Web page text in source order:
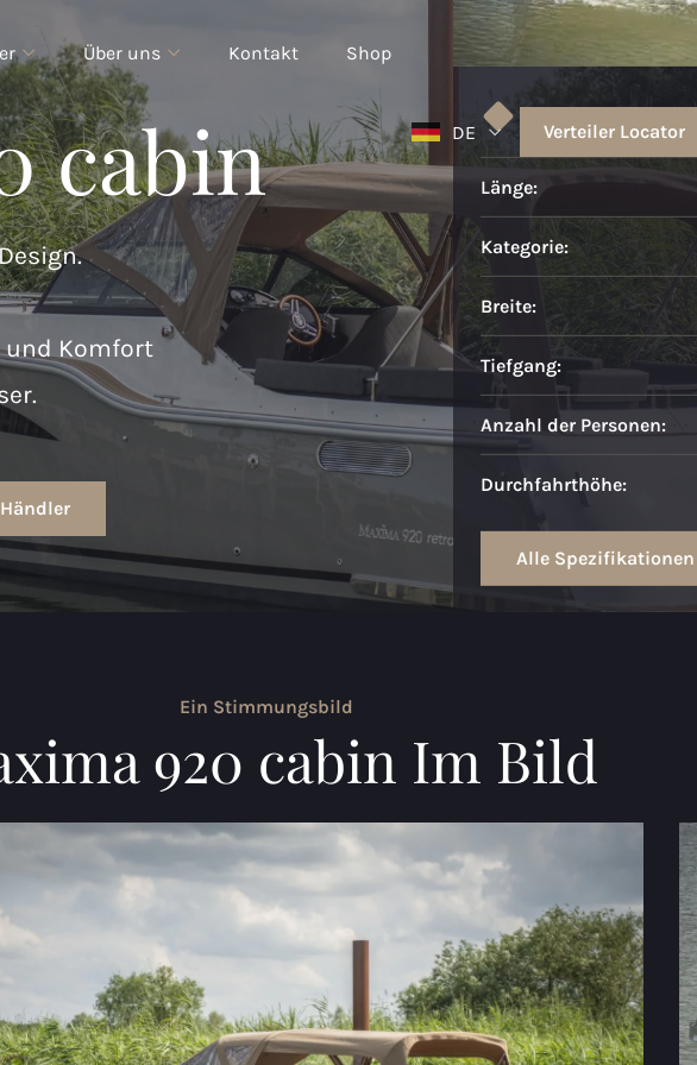
Über uns Kontakt Shop
DE Verteiler Locator
cabin
Komfort
Maxima 920
Länge:
Kategorie:
Breite:
Tiefgang:
Anzahl der Personen:
Durchfahrthöhe:
Alle Spezifikationen
Ein Stimmungsbild
920 cabin Im Bild